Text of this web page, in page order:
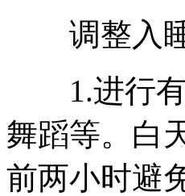
调整入睡
1.进行有
舞蹈等。白
前两小时避